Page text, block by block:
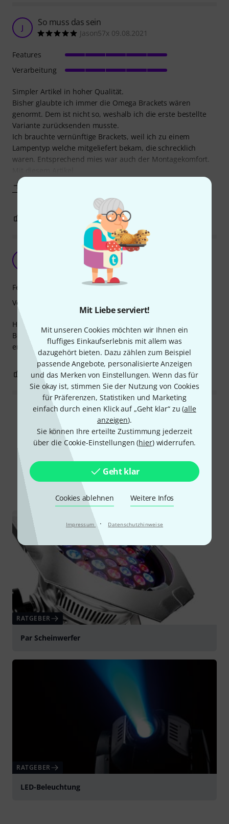
Mit Liebe serviert!
Mit unseren Cookies möchten wir Ihnen ein
fluffiges Einkaufserlebnis mit allem was
dazugehört bieten. Dazu zählen zum Beispiel
passende Angebote, personalisierte Anzeigen
und das Merken von Einstellungen. Wenn das für
Sie okay ist, stimmen Sie der Nutzung von Cookies
für Präferenzen, Statistiken und Marketing
einfach durch einen Klick auf „Geht klar“ zu (alle
anzeigen).
Sie können Ihre erteilte Zustimmung jederzeit
über die Cookie-Einstellungen (hier) widerrufen.
Geht klar
Cookies ablehnen Weitere Infos
Impressum · Datenschutzhinweise
J So muss das sein
Jason57x 09.08.2021
Simpler Artikel in hoher Qualität.
Bisher glaubte ich immer die Omega Brackets wären
genormt. Dem ist nicht so, weshalb ich die erste bestellte
Variante zurücksenden musste.
Ich brauchte vernünftige Brackets, weil ich zu einem
Lampentyp welche mitgeliefert bekam, die schrecklich
waren. Entsprechend mies war auch der Montagekomfort.
Features
Verarbeitung
BEWERTUNG MELDEN
Super Brackets
Julitsch92 07.05.2025
Habe diese Brackets für andere Scheinwerfer aus meinem
Bestand gekauft. Ich kann dir Nutzung uneingeschränkt
empfehlen.
Features
Verarbeitung
0 BEWERTUNG MELDEN
Alle Bewertungen lesen
Schon gewusst?
Alle
RATGEBER
Par Scheinwerfer
RATGEBER
LED-Beleuchtung